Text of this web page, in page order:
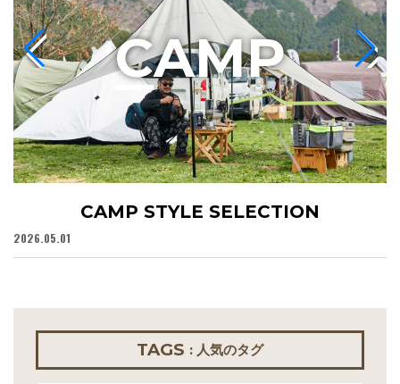
CAMP STYLE SELECTION
2026.05.01
CAMP
TAGS : 人気のタグ